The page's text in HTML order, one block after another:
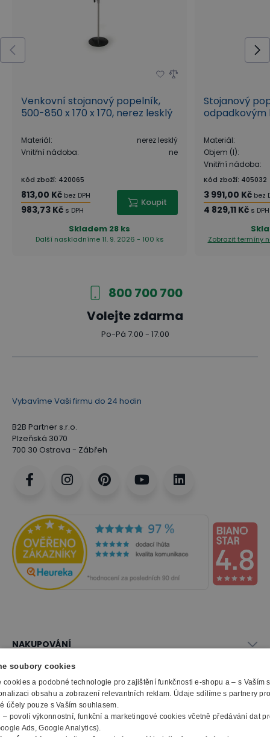
Venkovní stojanový popelník,
500-850 x 170 x 170, nerez lesklý
Materiál:
nerez lesklý
Vnitřní nádoba: ne
Kód zboží: 420065
813,00 Kč bez DPH
983,73 Kč s DPH
Koupit
Skladem 28 ks
Další naskladníme 11. 9. 2026 - 100 ks
Stojanový
odpadkovým
Materiál:
Objem (l):
Vnitřní nádoba:
Kód zboží: 405032
3 991,00 Kč bez
4 829,11 Kč s DPH
Zobrazit termíny
800 700 700
Volejte zdarma
Po-Pá 7:00 - 17:00
Vybavíme Vaši firmu do 24 hodin
B2B Partner s.r.o.
Plzeňská 3070
700 30 Ostrava - Zábřeh
NAKUPOVÁNÍ
Vše o nákupu
Obchodní podmínky
Doprava a montáž
Možnosti platby
Záruka, servis, reklamace
SLUŽBY
Naše katalogy
Reklamační formulář
Výroba kancelářského nábytku
O FIRMĚ
O nás
soubory cookies
cookies a podobné technologie pro zajištění funkčnosti e-shopu a – s Vaším
obsahu a zobrazení relevantních reklam. Údaje sdílíme s partnery
účely pouze s Vaším souhlasem.
– povolí výkonnostní, funkční a marketingové cookies včetně předávání dat
Ads, Google Analytics).